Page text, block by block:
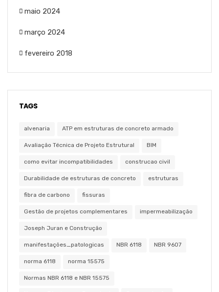
maio 2024
março 2024
fevereiro 2018
TAGS
alvenaria ATP em estruturas de concreto armado
Avaliação Técnica de Projeto Estrutural BIM
como evitar incompatibilidades construcao civil
Durabilidade de estruturas de concreto estruturas
fibra de carbono fissuras
Gestão de projetos complementares impermeabilização
Joseph Juran e Construção
manifestações_patologicas NBR 6118 NBR 9607
norma 6118 norma 15575
Normas NBR 6118 e NBR 15575